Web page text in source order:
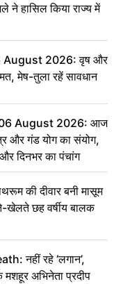
ने हासिल किया राज्य में
August 2026: वृष और
मेष-तुला रहें सावधान
August 2026: आज
और गंड योग का संयोग,
दिनभर का पंचांग
की दीवार बनी मासूम
खेलते छह वर्षीय बालक
नहीं रहे ‘लगान’,
मशहूर अभिनेता प्रदीप